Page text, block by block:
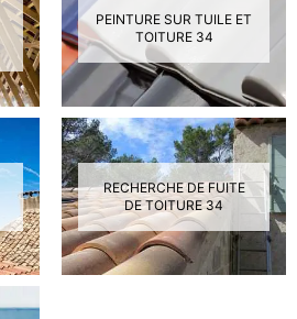
PEINTURE SUR TUILE ET
TOITURE 34
RECHERCHE DE FUITE
DE TOITURE 34